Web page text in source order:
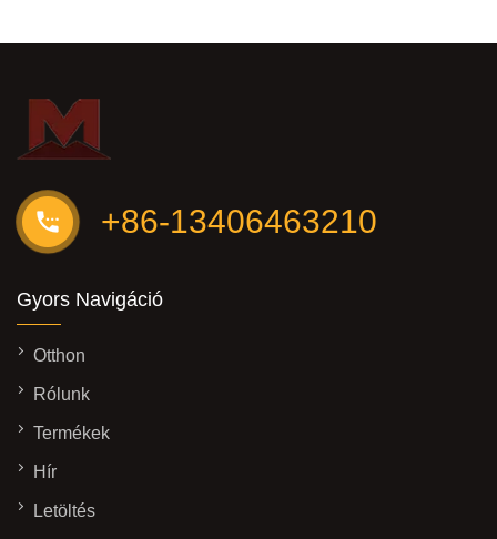
+86-13406463210
Gyors Navigáció
Otthon
Rólunk
Termékek
Hír
Letöltés